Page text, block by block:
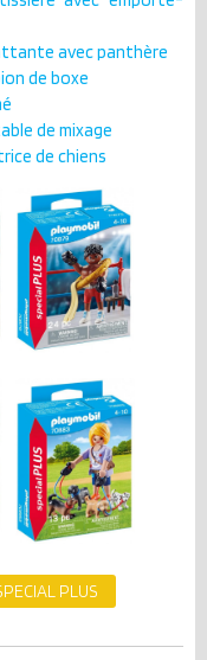
avec panthère
de boxe
de mixage
de chiens
PLUS